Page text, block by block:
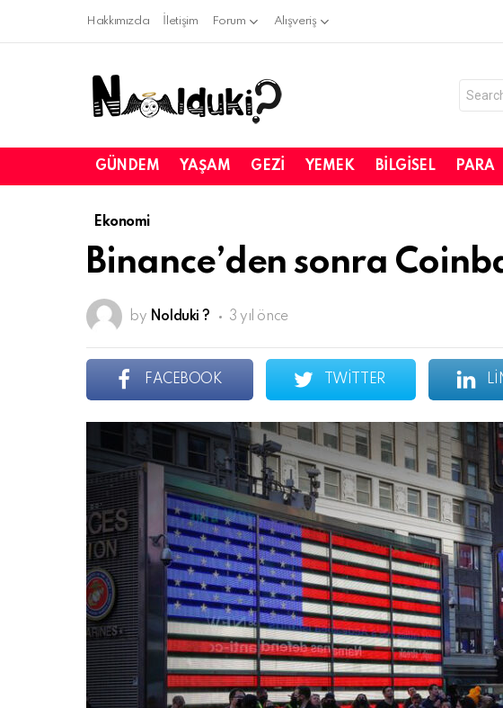
Hakkımızda İletişim Forum Alışveriş
for:
GÜNDEM YAŞAM GEZI YEMEK BILGISEL PARA
Ekonomi
Binance’den sonra
by Nolduki ? 3 yıl önce
FACEBOOK TWITTER